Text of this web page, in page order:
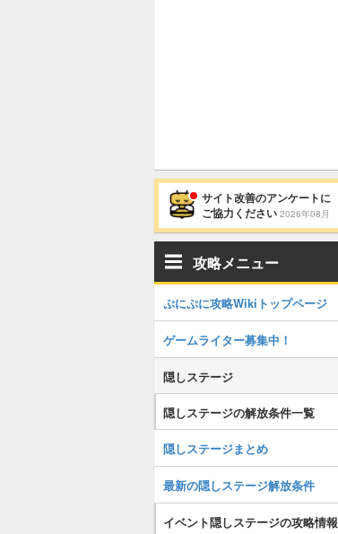
サイト改善のアンケートに
ご協力ください 2026年08月
攻略メニュー
ぷにぷに攻略Wikiトップページ
ゲームライター募集中！
隠しステージ
隠しステージの解放条件一覧
隠しステージまとめ
最新の隠しステージ解放条件
イベント隠しステージの攻略情報